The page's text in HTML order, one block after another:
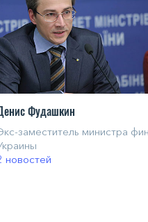
Фудашкин
заместитель министра
новостей